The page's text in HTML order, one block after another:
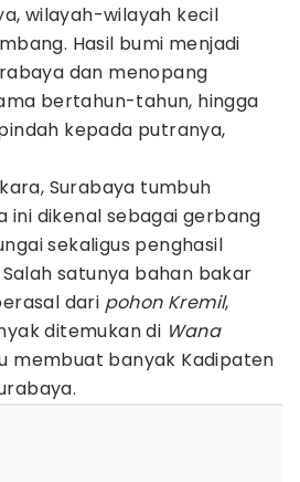
wilayah-wilayah kecil
Hasil bumi menjadi
dan menopang
bertahun-tahun, hingga
kepada putranya,
Surabaya tumbuh
ini dikenal sebagai gerbang
sekaligus penghasil
satunya bahan bakar
dari pohon Kremil,
ditemukan di Wana
membuat banyak Kadipaten